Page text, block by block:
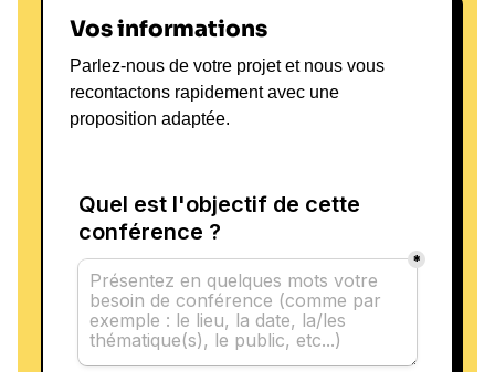
Vos informations
Parlez-nous de votre projet et nous vous
recontactons rapidement avec une
proposition adaptée.